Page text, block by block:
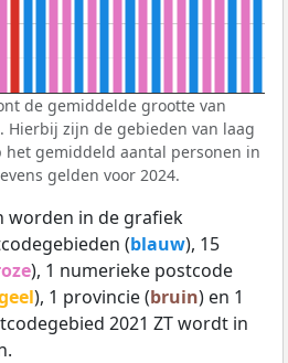
de gemiddelde grootte van
Hierbij zijn de gebieden van laag
het gemiddeld aantal personen in
gelden voor 2024.
worden in de grafiek
(blauw), 15
), 1 numerieke postcode
), 1 provincie (bruin) en 1
2021 ZT wordt in